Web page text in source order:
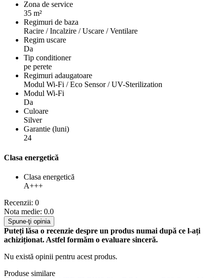
Zona de service
35 m²
Regimuri de baza
Racire / Incalzire / Uscare / Ventilare
Regim uscare
Da
Tip conditioner
pe perete
Regimuri adaugatoare
Modul Wi-Fi / Eco Sensor / UV-Sterilization
Modul Wi-Fi
Da
Culoare
Silver
Garantie (luni)
24
Clasa energetică
Clasa energetică
A+++
Recenzii: 0
Nota medie: 0.0
Spune-ţi opinia
Puteți lăsa o recenzie despre un produs numai după ce l-ați
achiziționat. Astfel formăm o evaluare sinceră.
Nu există opinii pentru acest produs.
Produse similare